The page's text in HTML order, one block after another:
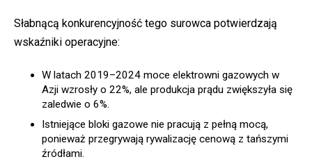
Słabnącą konkurencyjność tego surowca potwierdzają
wskaźniki operacyjne:
W latach 2019–2024 moce elektrowni gazowych w
Azji wzrosły o 22%, ale produkcja prądu zwiększyła się
zaledwie o 6%.
Istniejące bloki gazowe nie pracują z pełną mocą,
ponieważ przegrywają rywalizację cenową z tańszymi
źródłami.